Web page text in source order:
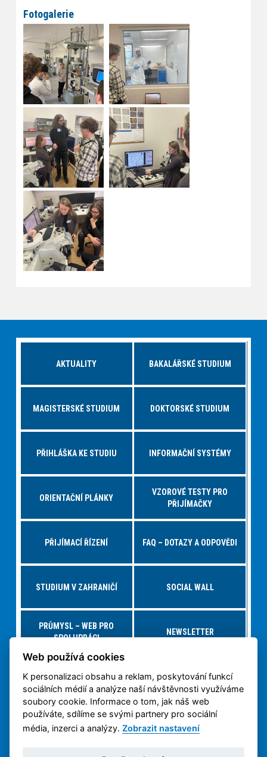
Fotogalerie
AKTUALITY BAKALÁŘSKÉ STUDIUM
MAGISTERSKÉ STUDIUM DOKTORSKÉ STUDIUM
PŘIHLÁŠKA KE STUDIU INFORMAČNÍ SYSTÉMY
ORIENTAČNÍ PLÁNKY
VZOROVÉ TESTY PRO
PŘIJÍMAČKY
PŘIJÍMACÍ ŘÍZENÍ FAQ – DOTAZY A ODPOVĚDI
STUDIUM V ZAHRANIČÍ SOCIAL WALL
PRŮMYSL – WEB PRO
SPOLUPRÁCI
NEWSLETTER
NABÍDKY PRÁCE – JOBS FS VIRTUÁLNÍ PROHLÍDKA
3D TISK NA ČVUT
OCHRANA OSOBNÍCH
ÚDAJŮ
Web používá cookies
K personalizaci obsahu a reklam, poskytování funkcí
sociálních médií a analýze naší návštěvnosti využíváme
soubory cookie. Informace o tom, jak náš web
používáte, sdílíme se svými partnery pro sociální
média, inzerci a analýzy.Zobrazit nastavení